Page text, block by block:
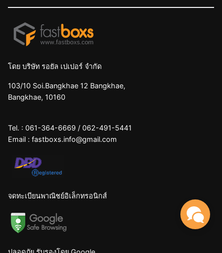
โดย บริษัท รอยัล เปเปอร์ จำกัด
103/10 Soi.Bangkhae 12 Bangkhae,
Bangkhae, 10160
Tel. : 061-364-6669 / 062-491-5441
Email : fastboxs.info@gmail.com
จดทะเบียนพาณิชย์อิเล็กทรอนิกส์